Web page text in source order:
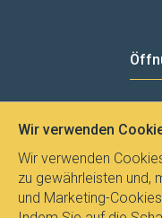
Wir verwenden
Wir verwenden
zu gewährleisten und,
und Marketing-